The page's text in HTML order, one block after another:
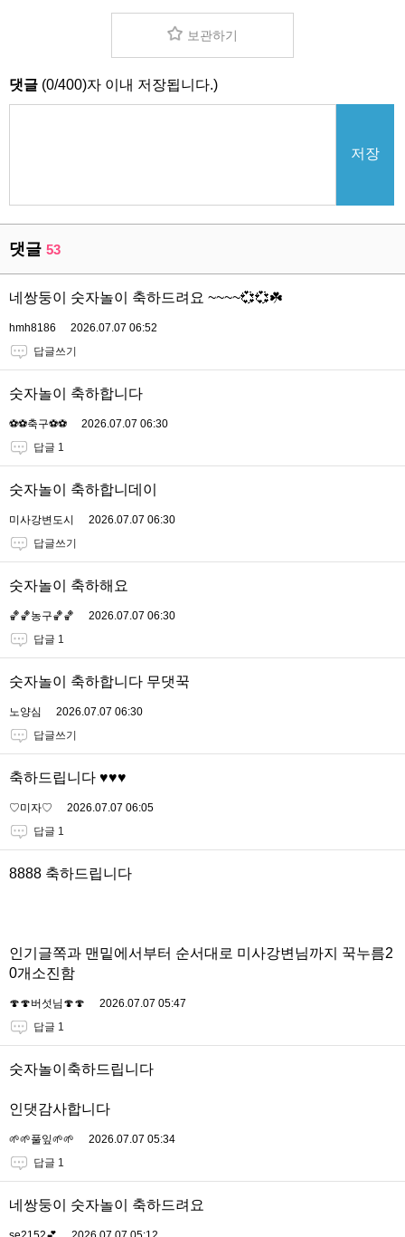
보관하기
댓글 (0/400)자 이내 저장됩니다.)
저장
댓글 53
네쌍둥이 숫자놀이 축하드려요 ~~~~💞💞☘️
hmh8186
2026.07.07 06:52
답글쓰기
숫자놀이 축하합니다
⚽️⚽️축구⚽️⚽️
2026.07.07 06:30
답글 1
숫자놀이 축하합니데이
미사강변도시
2026.07.07 06:30
답글쓰기
숫자놀이 축하해요
🏀🏀농구🏀🏀
2026.07.07 06:30
답글 1
숫자놀이 축하합니다 무댓꾹
노양심
2026.07.07 06:30
답글쓰기
축하드립니다 ♥️♥️♥️
♡미자♡
2026.07.07 06:05
답글 1
8888 축하드립니다
인기글쪽과 맨밑에서부터 순서대로 미사강변님까지 꾹누름2
0개소진함
🍄🍄버섯님🍄🍄
2026.07.07 05:47
답글 1
숫자놀이축하드립니다
인댓감사합니다
🌱🌱풀잎🌱🌱
2026.07.07 05:34
답글 1
네쌍둥이 숫자놀이 축하드려요